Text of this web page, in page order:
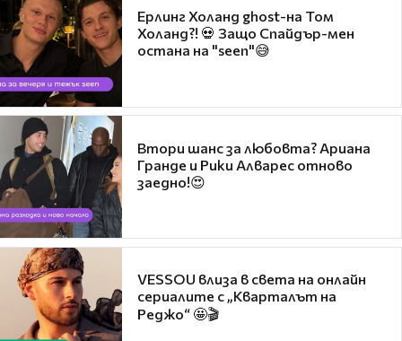
Ерлинг Холанд ghost-на Том
Холанд?! 💀 Защо Спайдър-мен
остана на "seen"😅
Втори шанс за любовта? Ариана
Гранде и Рики Алварес отново
заедно!😍
VESSOU влиза в света на онлайн
сериалите с „Кварталът на
Реджо“ 🤩🎬